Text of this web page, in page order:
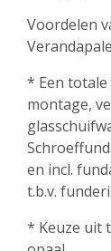
Voordelen
* Een
montage,
en incl.
t.b.v.
* Keuze uit